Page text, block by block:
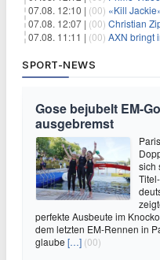
07.08. 12:10 | (00) «Kill
07.08. 12:07 | (00) Christian
07.08. 11:11 | (00) AXN bringt
SPORT-NEWS
Gose bejubelt EM-
ausgebremst
sich
perfekte Ausbeute im
dem letzten EM-Rennen in
glaube […] (00)